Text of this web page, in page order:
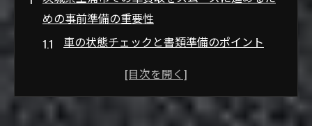
めの事前準備の重要性
車の状態チェックと書類準備のポイント
買取に必要な書類とその手続き
売却時期を見極めるタイミングのコツ